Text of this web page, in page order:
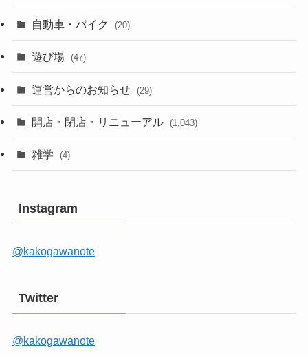
自動車・バイク (20)
遊び場 (47)
運営からのお知らせ (29)
開店・閉店・リニューアル (1,043)
雑学 (4)
Instagram
@kakogawanote
Twitter
@kakogawanote